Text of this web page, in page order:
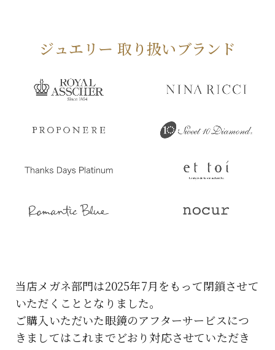
ジュエリー 取り扱いブランド
当店メガネ部門は2025年7月をもって閉鎖させて
いただくこととなりました。
ご購入いただいた眼鏡のアフターサービスにつ
きましてはこれまでどおり対応させていただき